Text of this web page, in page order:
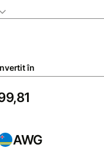
în
AWG